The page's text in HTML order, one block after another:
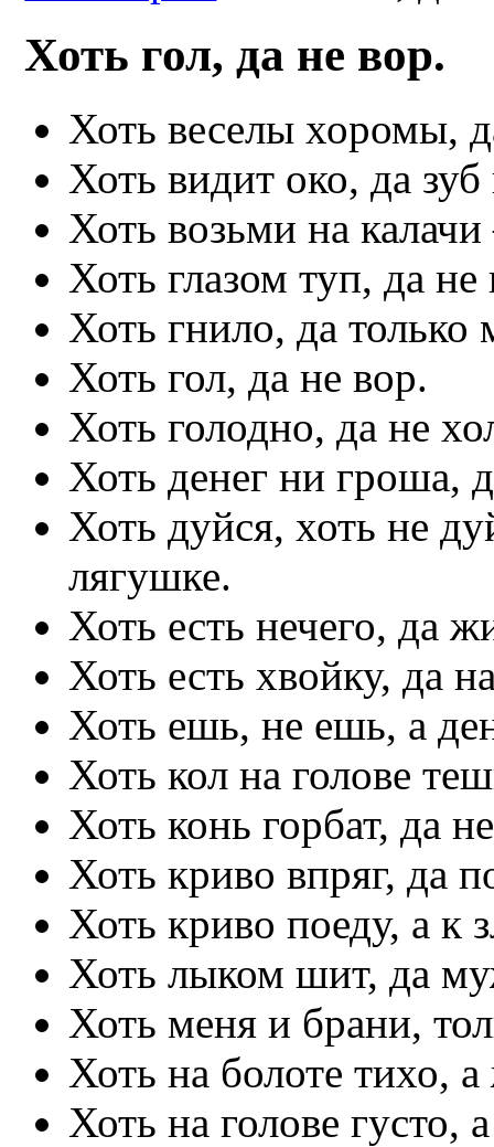
Хоть гол, да не вор.
Хоть веселы хоромы,
Хоть видит око, да
Хоть возьми на
Хоть глазом туп, да не
Хоть гнило, да только
Хоть гол, да не вор.
Хоть голодно, да не
Хоть денег ни гроша,
Хоть дуйся, хоть не
лягушке.
Хоть есть нечего, да
Хоть есть хвойку, да
Хоть ешь, не ешь, а
Хоть кол на голове
Хоть конь горбат, да
Хоть криво впряг, да
Хоть криво поеду, а к
Хоть лыком шит, да
Хоть меня и брани,
Хоть на болоте тихо,
Хоть на голове густо,